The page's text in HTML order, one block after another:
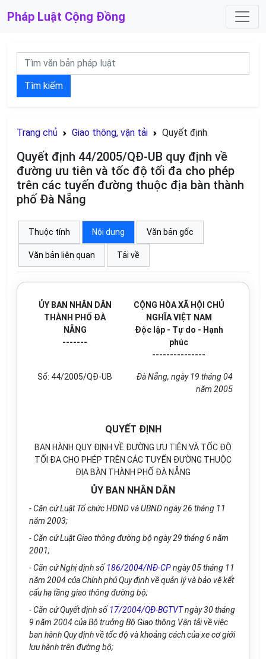
Pháp Luật Cộng Đồng
Tìm kiếm
Trang chủ Giao thông, vận tải Quyết định
Quyết định 44/2005/QĐ-UB quy định về
đường ưu tiên và tốc độ tối đa cho phép
trên các tuyến đường thuộc địa bàn thành
phố Đà Nẵng
Thuộc tính Nội dung Văn bản gốc
Văn bản liên quan Tải về
ỦY BAN NHÂN DÂN
THÀNH PHỐ ĐÀ
NẴNG
-------
CỘNG HÒA XÃ HỘI CHỦ
NGHĨA VIỆT NAM
Độc lập - Tự do - Hạnh
phúc
---------------
Số: 44/2005/QĐ-UB
Đà Nẵng, ngày 19 tháng 04
năm 2005
QUYẾT ĐỊNH
BAN HÀNH QUY ĐỊNH VỀ ĐƯỜNG ƯU TIÊN VÀ TỐC ĐỘ
TỐI ĐA CHO PHÉP TRÊN CÁC TUYẾN ĐƯỜNG THUỘC
ĐỊA BÀN THÀNH PHỐ ĐÀ NẴNG
ỦY BAN NHÂN DÂN
- Căn cứ Luật Tổ chức HĐND và UBND ngày 26 tháng 11
năm 2003;
- Căn cứ Luật Giao thông đường bộ ngày 29 tháng 6 năm
2001;
- Căn cứ Nghị định số 186/2004/NĐ-CPngày 05 tháng 11
năm 2004 của Chính phủ Quy định về quản lý và bảo vệ kết
cấu hạ tầng giao thông đường bộ;
- Căn cứ Quyết định số 17/2004/QĐ-BGTVTngày 30 tháng
9 năm 2004 của Bộ trưởng Bộ Giao thông Vận tải về việc
ban hành Quy định về tốc độ và khoảng cách của xe cơ giới
lưu hành trên đường bộ;